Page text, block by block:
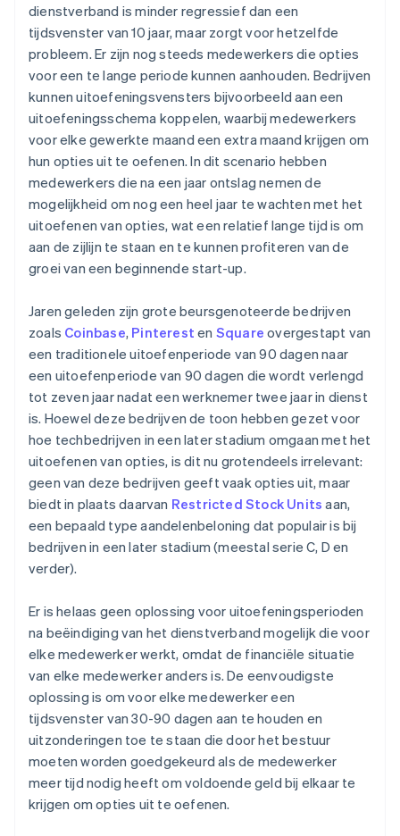
dienstverband is minder regressief dan een
tijdsvenster van 10 jaar, maar zorgt voor hetzelfde
probleem. Er zijn nog steeds medewerkers die opties
voor een te lange periode kunnen aanhouden. Bedrijven
kunnen uitoefeningsvensters bijvoorbeeld aan een
uitoefeningsschema koppelen, waarbij medewerkers
voor elke gewerkte maand een extra maand krijgen om
hun opties uit te oefenen. In dit scenario hebben
medewerkers die na een jaar ontslag nemen de
mogelijkheid om nog een heel jaar te wachten met het
uitoefenen van opties, wat een relatief lange tijd is om
aan de zijlijn te staan en te kunnen profiteren van de
groei van een beginnende start-up.
Jaren geleden zijn grote beursgenoteerde bedrijven
zoals Coinbase, Pinterest en Square overgestapt van
een traditionele uitoefenperiode van 90 dagen naar
een uitoefenperiode van 90 dagen die wordt verlengd
tot zeven jaar nadat een werknemer twee jaar in dienst
is. Hoewel deze bedrijven de toon hebben gezet voor
hoe techbedrijven in een later stadium omgaan met het
uitoefenen van opties, is dit nu grotendeels irrelevant:
geen van deze bedrijven geeft vaak opties uit, maar
biedt in plaats daarvan Restricted Stock Units aan,
een bepaald type aandelenbeloning dat populair is bij
bedrijven in een later stadium (meestal serie C, D en
verder).
Er is helaas geen oplossing voor uitoefeningsperioden
na beëindiging van het dienstverband mogelijk die voor
elke medewerker werkt, omdat de financiële situatie
van elke medewerker anders is. De eenvoudigste
oplossing is om voor elke medewerker een
tijdsvenster van 30-90 dagen aan te houden en
uitzonderingen toe te staan die door het bestuur
moeten worden goedgekeurd als de medewerker
meer tijd nodig heeft om voldoende geld bij elkaar te
krijgen om opties uit te oefenen.